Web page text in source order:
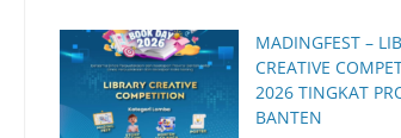
MADINGFEST –
CREATIVE
2026 TINGKAT
BANTEN